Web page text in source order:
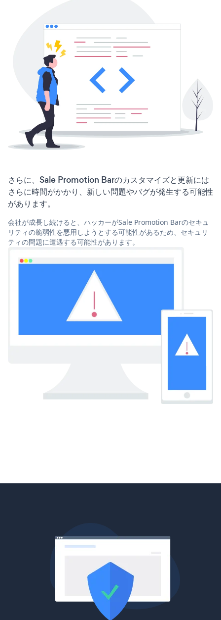
さらに、Sale Promotion Barのカスタマイズと更新には
さらに時間がかかり、新しい問題やバグが発生する可能性
があります。
会社が成長し続けると、ハッカーがSale Promotion Barのセキュ
リティの脆弱性を悪用しようとする可能性があるため、セキュリ
ティの問題に遭遇する可能性があります。